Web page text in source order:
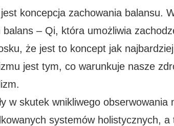
koncepcja zachowania balansu.
– Qi, która umożliwia
że jest to koncept jak
jest tym, co warunkuje nasze
w skutek wnikliwego obserwowania
systemów holistycznych,